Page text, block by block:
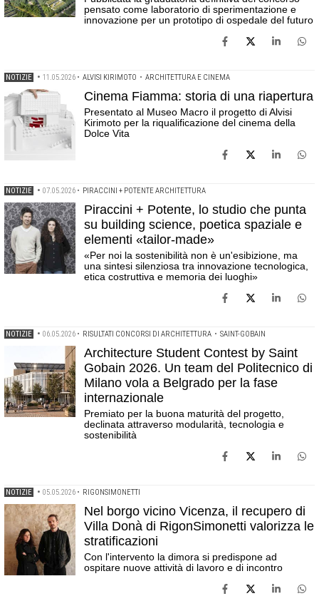
pensato come laboratorio di sperimentazione e
innovazione per un prototipo di ospedale del futuro
NOTIZIE • 11.05.2026 • ALVISI KIRIMOTO • ARCHITETTURA E CINEMA
Cinema Fiamma: storia di una riapertura
Presentato al Museo Macro il progetto di Alvisi
Kirimoto per la riqualificazione del cinema della
Dolce Vita
NOTIZIE • 07.05.2026 • PIRACCINI + POTENTE ARCHITETTURA
Piraccini + Potente, lo studio che punta
su building science, poetica spaziale e
elementi «tailor-made»
«Per noi la sostenibilità non è un'esibizione, ma
una sintesi silenziosa tra innovazione tecnologica,
etica costruttiva e memoria dei luoghi»
NOTIZIE • 06.05.2026 • RISULTATI CONCORSI DI ARCHITETTURA • SAINT-GOBAIN
Architecture Student Contest by Saint
Gobain 2026. Un team del Politecnico di
Milano vola a Belgrado per la fase
internazionale
Premiato per la buona maturità del progetto,
declinata attraverso modularità, tecnologia e
sostenibilità
NOTIZIE • 05.05.2026 • RIGONSIMONETTI
Nel borgo vicino Vicenza, il recupero di
Villa Donà di RigonSimonetti valorizza le
stratificazioni
Con l'intervento la dimora si predispone ad
ospitare nuove attività di lavoro e di incontro